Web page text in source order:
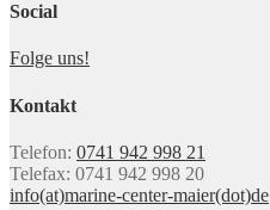
Social
Folge uns!
Kontakt
Telefon: 0741 942 998 21
Telefax: 0741 942 998 20
info(at)marine-center-maier(dot)de